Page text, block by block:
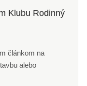
Klubu Rodinný
článkom na
alebo